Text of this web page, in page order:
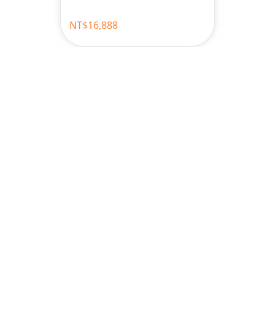
NT$16,888